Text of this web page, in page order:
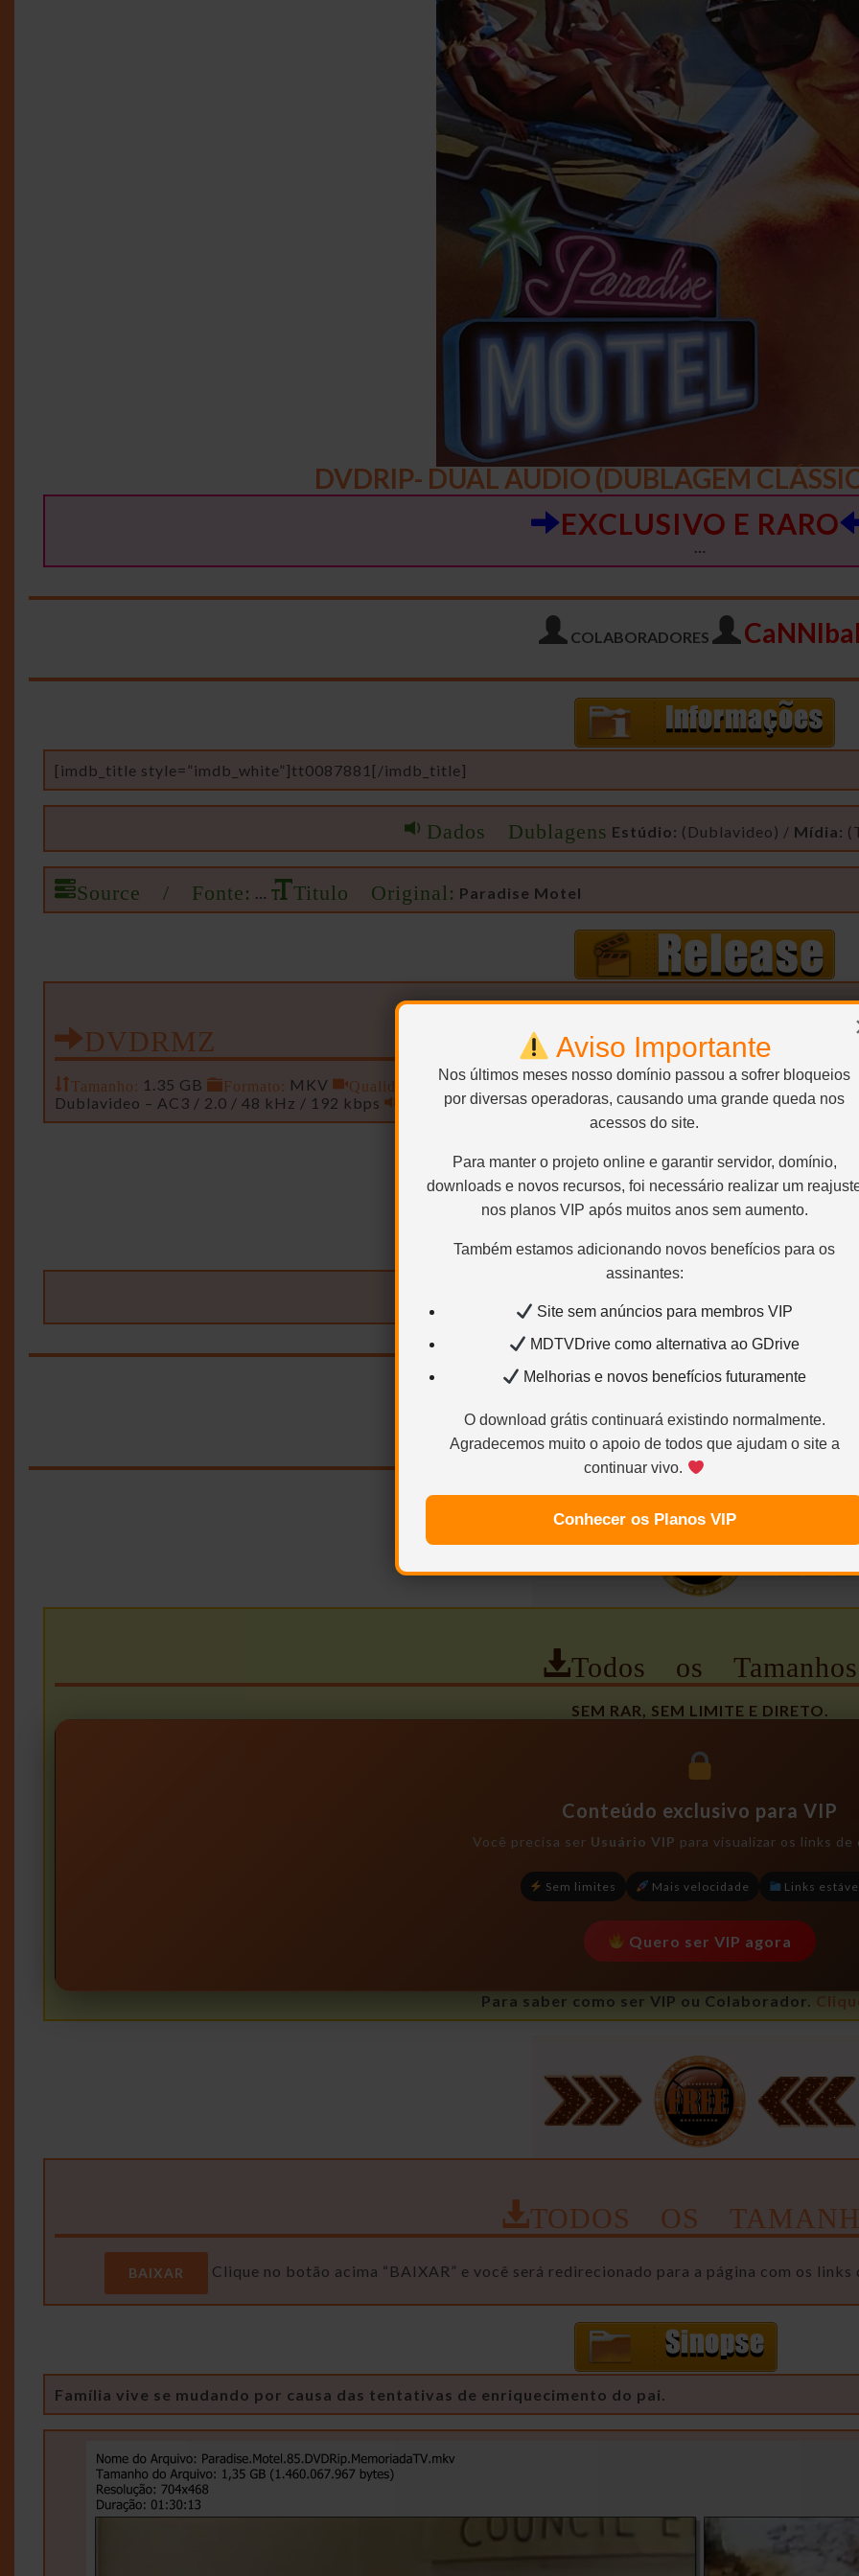
Aviso Importante
Nos últimos meses nosso domínio passou a sofrer bloqueios
por diversas operadoras, causando uma grande queda nos
acessos do site.
Para manter o projeto online e garantir servidor, domínio,
downloads e novos recursos, foi necessário realizar um
nos planos VIP após muitos anos sem aumento.
Também estamos adicionando novos benefícios para os
assinantes:
Site sem anúncios para membros VIP
MDTVDrive como alternativa ao GDrive
Melhorias e novos benefícios futuramente
O download grátis continuará existindo normalmente.
Agradecemos muito o apoio de todos que ajudam o site a
continuar vivo.
Conhecer os Planos VIP
DVDRIP- DUAL AUDIO (DUBLAGEM
EXCLUSIVO E RARO
…
COLABORADORES
[imdb_title style=”imdb_white”]tt0087881[/imdb_title]
Dados Dublagens Estúdio: (Dublavideo) / Mídia:
Source / Fonte: … Titulo Original: Paradise Motel
DVDRMZ
Tamanho: 1.35 GB Formato: MKV Qualidade:
704×468 – H.264 / AVC / 4:3 / 1.800 Kbps / 29.970 FPS
Dublavideo – AC3 / 2.0 / 48 kHz / 192 kbps
Audio2:Inglês – AAC – 2.0 / 48 kHz / 160 kbps Legenda:S/
Remasterizador e Uploader
NOTA (CaNNIbal)
Todos os Tamanhos
SEM RAR, SEM LIMITE E DIRETO.
Conteúdo exclusivo para VIP
Você precisa ser Usuário VIP para visualizar os links de
Sem limites Mais velocidade Links
Quero ser VIP agora
Para saber como ser VIP ou Colaborador.
TODOS OS
BAIXAR Clique no botão acima “BAIXAR” e você será redirecionado para a página com os
Família vive se mudando por causa das tentativas de enriquecimento do pai.